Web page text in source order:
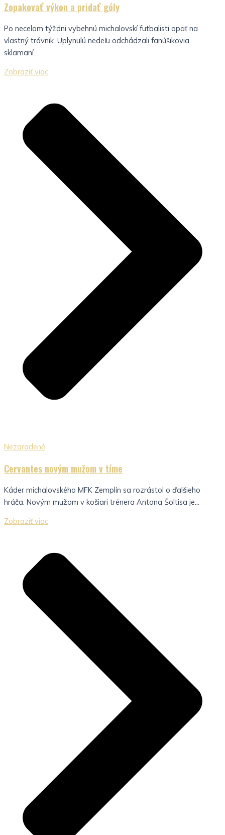
Zopakovať výkon a pridať góly
Po necelom týždni vybehnú michalovskí futbalisti opäť na
vlastný trávnik. Uplynulú nedeľu odchádzali fanúšikovia
sklamaní...
Zobraziť viac
Nezaradené
Cervantes novým mužom v tíme
Káder michalovského MFK Zemplín sa rozrástol o ďalšieho
hráča. Novým mužom v košiari trénera Antona Šoltisa je...
Zobraziť viac